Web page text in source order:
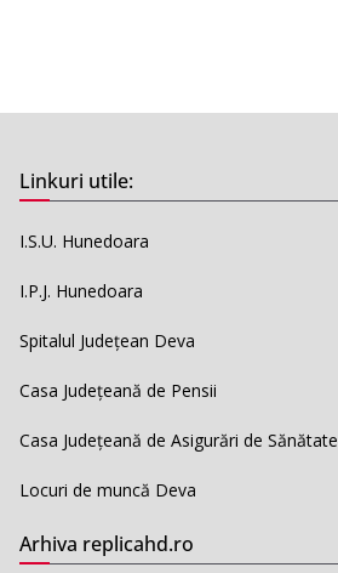
Linkuri utile:
I.S.U. Hunedoara
I.P.J. Hunedoara
Spitalul Județean Deva
Casa Județeană de Pensii
Casa Județeană de Asigurări de Sănătate
Locuri de muncă Deva
Arhiva replicahd.ro